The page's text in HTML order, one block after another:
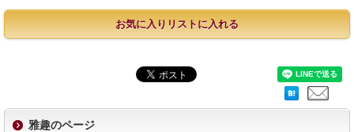
お気に入りリストに入れる
雅趣のページ